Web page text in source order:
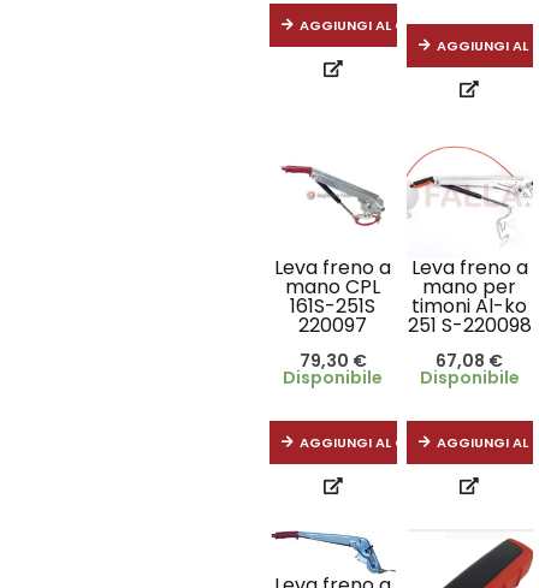
AGGIUNGI AL CARRELLO
AGGIUNGI AL
Leva freno a
mano CPL
161S-251S
220097
79,30 €
Disponibile
AGGIUNGI AL CARRELLO
Leva freno a
mano per
timoni Al-ko
251 S-220098
67,08 €
Disponibile
AGGIUNGI AL